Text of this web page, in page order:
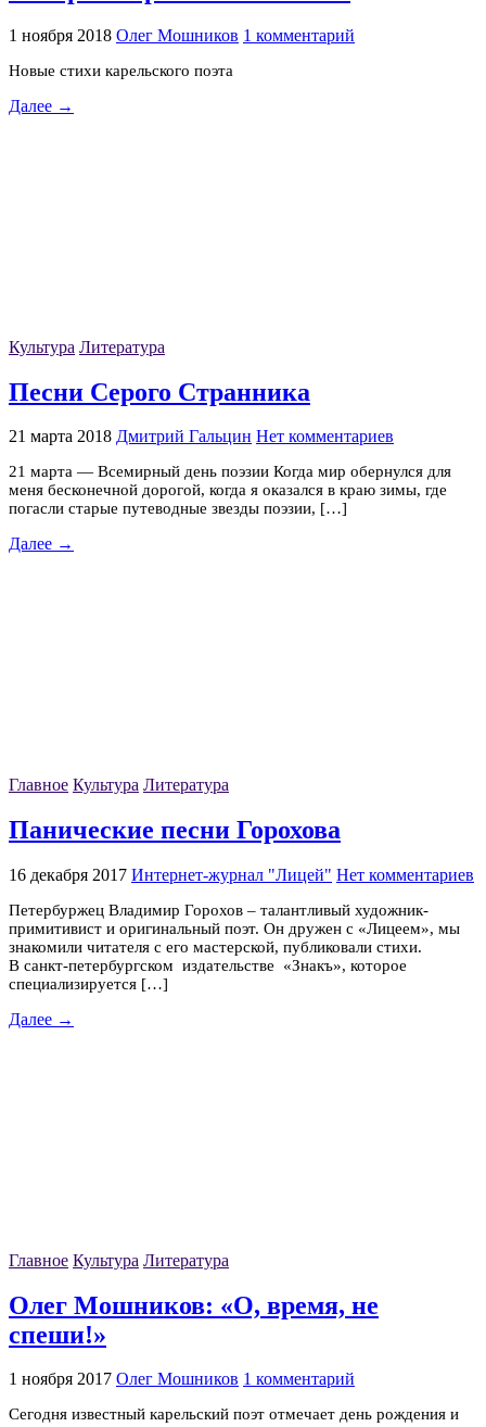
1 ноября 2018 Олег Мошников 1 комментарий
Новые стихи карельского поэта
Далее →
Культура Литература
Песни Серого Странника
21 марта 2018 Дмитрий Гальцин Нет комментариев
21 марта — Всемирный день поэзии Когда мир обернулся для
меня бесконечной дорогой, когда я оказался в краю зимы, где
погасли старые путеводные звезды поэзии, […]
Далее →
Главное Культура Литература
Панические песни Горохова
16 декабря 2017 Интернет-журнал "Лицей" Нет комментариев
Петербуржец Владимир Горохов – талантливый художник-
примитивист и оригинальный поэт. Он дружен с «Лицеем», мы
знакомили читателя с его мастерской, публиковали стихи.
В санкт-петербургском издательстве «Знакъ», которое
специализируется […]
Далее →
Главное Культура Литература
Олег Мошников: «О, время, не
спеши!»
1 ноября 2017 Олег Мошников 1 комментарий
Сегодня известный карельский поэт отмечает день рождения и